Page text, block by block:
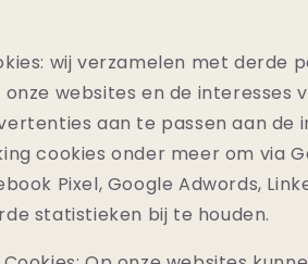
wij verzamelen met derde
websites en de interesses
aan te passen aan de
cookies onder meer om via
Pixel, Google Adwords,
statistieken bij te houden.